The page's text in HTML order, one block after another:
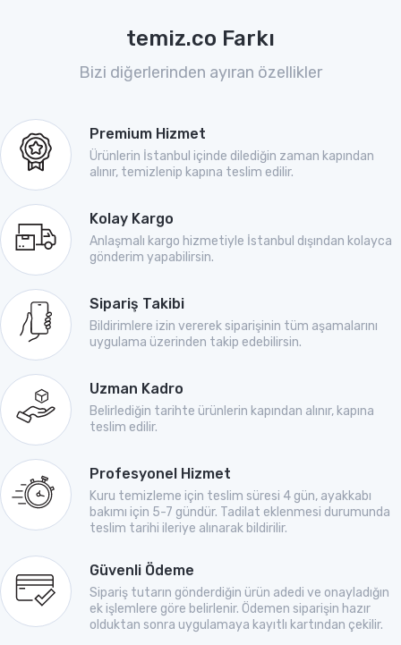
temiz.co Farkı
Bizi diğerlerinden ayıran özellikler
Premium Hizmet
Ürünlerin İstanbul içinde dilediğin zaman kapından
alınır, temizlenip kapına teslim edilir.
Kolay Kargo
Anlaşmalı kargo hizmetiyle İstanbul dışından kolayca
gönderim yapabilirsin.
Sipariş Takibi
Bildirimlere izin vererek siparişinin tüm aşamalarını
uygulama üzerinden takip edebilirsin.
Uzman Kadro
Belirlediğin tarihte ürünlerin kapından alınır, kapına
teslim edilir.
Profesyonel Hizmet
Kuru temizleme için teslim süresi 4 gün, ayakkabı
bakımı için 5-7 gündür. Tadilat eklenmesi durumunda
teslim tarihi ileriye alınarak bildirilir.
Güvenli Ödeme
Sipariş tutarın gönderdiğin ürün adedi ve onayladığın
ek işlemlere göre belirlenir. Ödemen siparişin hazır
olduktan sonra uygulamaya kayıtlı kartından çekilir.